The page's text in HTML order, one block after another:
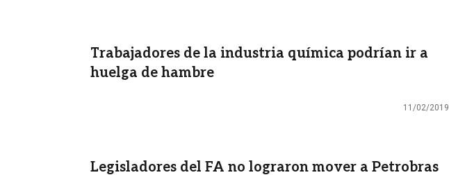
Trabajadores de la industria química podrían ir a
huelga de hambre
11/02/2019
Legisladores del FA no lograron mover a Petrobras